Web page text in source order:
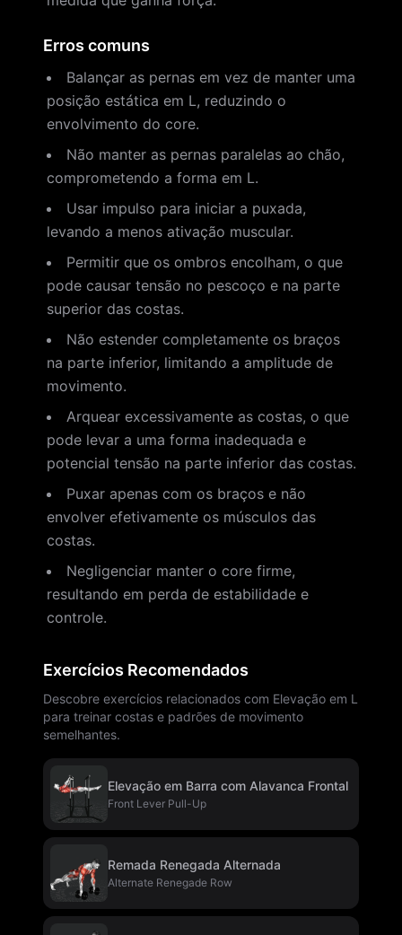
Erros comuns
Balançar as pernas em vez de manter uma
posição estática em L, reduzindo o
envolvimento do core.
Não manter as pernas paralelas ao chão,
comprometendo a forma em L.
Usar impulso para iniciar a puxada,
levando a menos ativação muscular.
Permitir que os ombros encolham, o que
pode causar tensão no pescoço e na parte
superior das costas.
Não estender completamente os braços
na parte inferior, limitando a amplitude de
movimento.
Arquear excessivamente as costas, o que
pode levar a uma forma inadequada e
potencial tensão na parte inferior das costas.
Puxar apenas com os braços e não
envolver efetivamente os músculos das
costas.
Negligenciar manter o core firme,
resultando em perda de estabilidade e
controle.
Exercícios Recomendados
Descobre exercícios relacionados com Elevação em L
para treinar costas e padrões de movimento
semelhantes.
Elevação em Barra com Alavanca Frontal
Front Lever Pull-Up
Remada Renegada Alternada
Alternate Renegade Row